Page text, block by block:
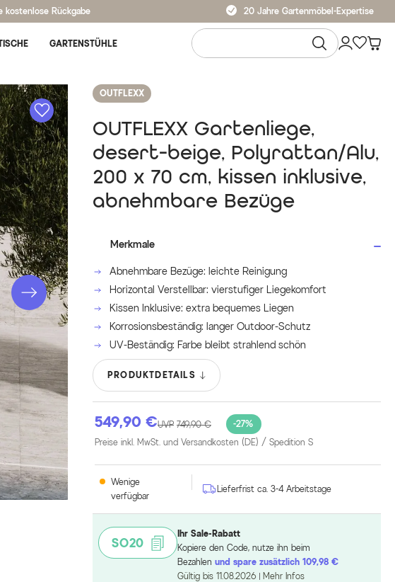
kostenlose Rückgabe 20 Jahre Gartenmöbel-Expertise
GARTENSTÜHLE
A
OUTFLEXX
OUTFLEXX Gartenliege,
desert-beige, Polyrattan/Alu,
200 x 70 cm, kissen inklusive,
abnehmbare Bezüge
Merkmale
Abnehmbare Bezüge: leichte Reinigung
Horizontal Verstellbar: vierstufiger Liegekomfort
Kissen Inklusive: extra bequemes Liegen
Korrosionsbeständig: langer Outdoor-Schutz
UV-Beständig: Farbe bleibt strahlend schön
PRODUKTDETAILS
549,90 € -27%
UVP 749,90 €
Preise inkl. MwSt. und Versandkosten (DE) / Spedition S
Wenige
verfügbar
Lieferfrist ca. 3-4 Arbeitstage
SO20
Ihr Sale-Rabatt
Kopiere den Code, nutze ihn beim
Bezahlenund spare zusätzlich 109,98 €
Gültig bis 11.08.2026
Mehr Infos